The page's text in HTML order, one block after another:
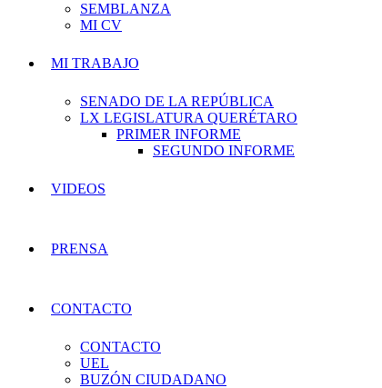
SEMBLANZA
MI CV
MI TRABAJO
SENADO DE LA REPÚBLICA
LX LEGISLATURA QUERÉTARO
PRIMER INFORME
SEGUNDO INFORME
VIDEOS
PRENSA
CONTACTO
CONTACTO
UEL
BUZÓN CIUDADANO